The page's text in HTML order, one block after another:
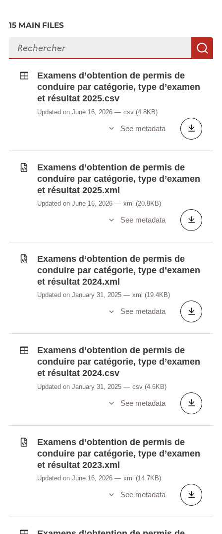
15 MAIN FILES
Search files
Examens d’obtention de permis de
conduire par catégorie, type d’examen
et résultat 2025.csv
Updated on June 16, 2026 csv (4.8KB)
See metadata
Examens d’obtention de permis de
conduire par catégorie, type d’examen
et résultat 2025.xml
Updated on June 16, 2026 xml (20.9KB)
See metadata
Examens d’obtention de permis de
conduire par catégorie, type d’examen
et résultat 2024.xml
Updated on January 31, 2025 xml (19.4KB)
See metadata
Examens d’obtention de permis de
conduire par catégorie, type d’examen
et résultat 2024.csv
Updated on January 31, 2025 csv (4.6KB)
See metadata
Examens d’obtention de permis de
conduire par catégorie, type d’examen
et résultat 2023.xml
Updated on June 16, 2026 xml (14.7KB)
See metadata